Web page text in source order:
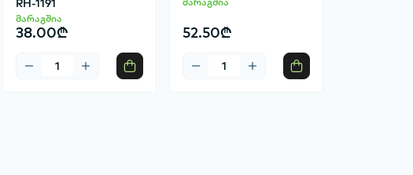
RH-1191
მარაგშია
38.00₾ 52.50₾